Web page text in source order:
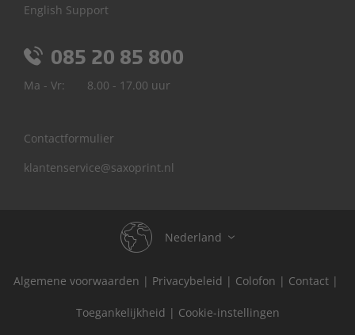
English Support
085 20 85 800
Ma - Vr: 8.00 - 17.00 uur
Contactformulier
klantenservice@saxoprint.nl
Nederland
België
Duitsland
Algemene voorwaarden | Privacybeleid | Colofon | Contact |
Toegankelijkheid | Cookie-instellingen